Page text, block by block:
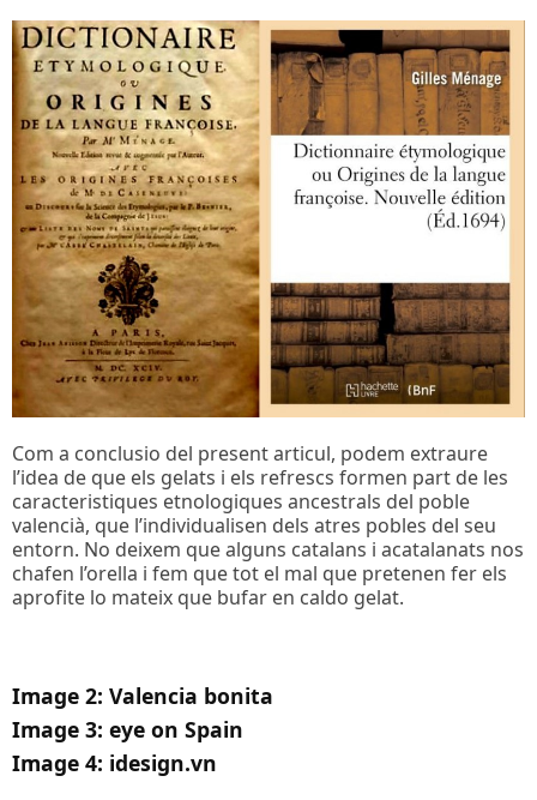
Com a conclusio del present articul, podem extraure
l’idea de que els gelats i els refrescs formen part de les
caracteristiques etnologiques ancestrals del poble
valencià, que l’individualisen dels atres pobles del seu
entorn. No deixem que alguns catalans i acatalanats nos
chafen l’orella i fem que tot el mal que pretenen fer els
aprofite lo mateix que bufar en caldo gelat.
Image 2: Valencia bonita
Image 3: eye on Spain
Image 4: idesign.vn